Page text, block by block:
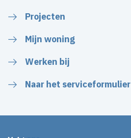
Projecten
Mijn woning
Werken bij
Naar het serviceformulier